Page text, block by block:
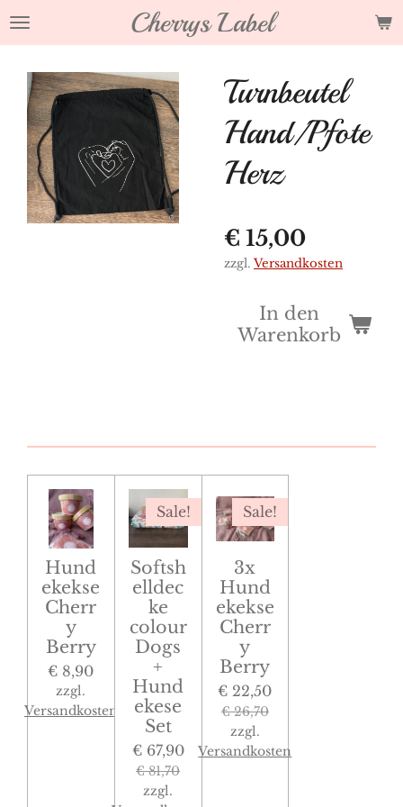
Zum
Cherrys Label
Turnbeutel
Hand/Pfote
Herz
€ 15,00
zzgl. Versandkosten
In den
Warenkorb
Hund
ekekse
Cherr
y
Berry
€ 8,90
zzgl.
Versandkosten
Sale!
Softsh
elldec
ke
colour
Dogs
+
Hund
ekese
Set
€ 67,90
€ 81,70
zzgl.
Sale!
3x
Hund
ekekse
Cherr
y
Berry
€ 22,50
€ 26,70
zzgl.
Versandkosten